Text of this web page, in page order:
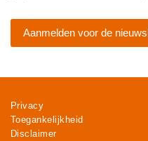
Aanmelden voor de
Privacy
Toegankelijkheid
Disclaimer